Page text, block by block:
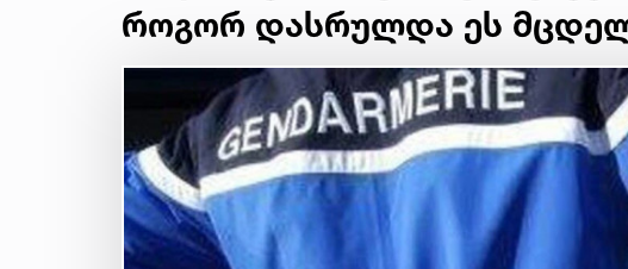
როგორ დასრულდა ეს